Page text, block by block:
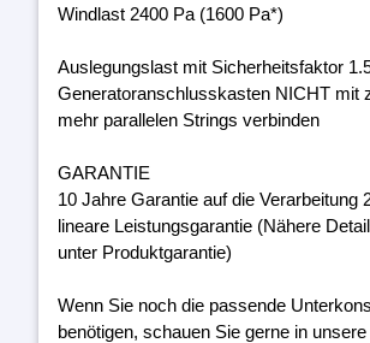
Windlast 2400 Pa (1600 Pa*)
Auslegungslast mit Sicherheitsfaktor
Generatoranschlusskasten NICHT mit
mehr parallelen Strings verbinden
GARANTIE
10 Jahre Garantie auf die Verarbeitung
lineare Leistungsgarantie (Nähere
unter Produktgarantie)
Wenn Sie noch die passende
benötigen, schauen Sie gerne in